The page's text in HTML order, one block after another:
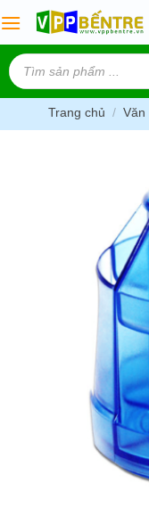
to
content
Tìm
kiếm
sản
phẩm
Trang chủ / Văn